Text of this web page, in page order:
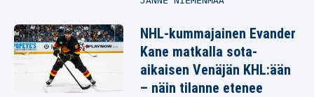
NHL-kummajainen Evander
Kane matkalla sota-
aikaisen Venäjän KHL:ään
– näin tilanne etenee